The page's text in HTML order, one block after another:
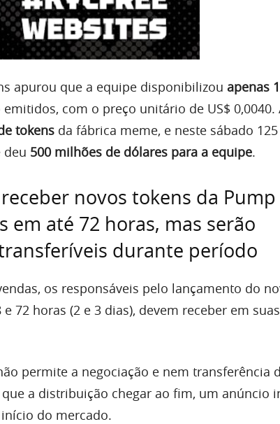
apurou que a equipe disponibilizou apenas
emitidos, com o preço unitário de US$ 0,0040.
tokens da fábrica meme, e neste sábado
deu 500 milhões de dólares para a equipe.
novos tokens da
em até 72 horas, mas serão
durante período
os responsáveis pelo lançamento do
72 horas (2 e 3 dias), devem receber em
permite a negociação e nem transferência
a distribuição chegar ao fim, um anúncio
do mercado.